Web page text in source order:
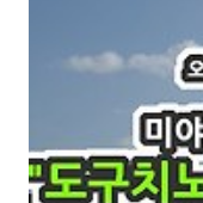
도를 유지하는 오키나와
부러 11월로 잡았는데 그
요. 그것도 1개도 아니고